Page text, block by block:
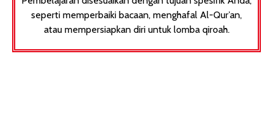
seperti memperbaiki bacaan, menghafal Al-Qur’an,
atau mempersiapkan diri untuk lomba qiroah.​